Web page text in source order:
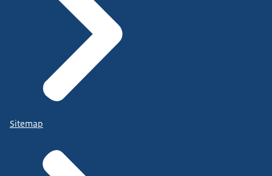
Sitemap